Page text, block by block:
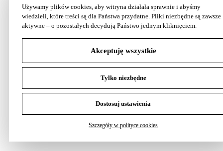
Używamy plików cookies, aby witryna działała sprawnie i abyśmy
wiedzieli, które treści są dla Państwa przydatne. Pliki niezbędne są zawsze
aktywne – o pozostałych decydują Państwo jednym kliknięciem.
Akceptuję wszystkie
Tylko niezbędne
Dostosuj ustawienia
Szczegóły w polityce cookies